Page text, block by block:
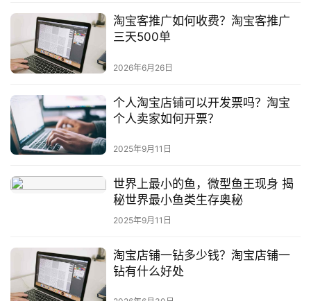
淘宝客推广如何收费？淘宝客推广
三天500单
2026年6月26日
个人淘宝店铺可以开发票吗？淘宝
个人卖家如何开票？
2025年9月11日
世界上最小的鱼，微型鱼王现身 揭
秘世界最小鱼类生存奥秘
2025年9月11日
淘宝店铺一钻多少钱？淘宝店铺一
钻有什么好处